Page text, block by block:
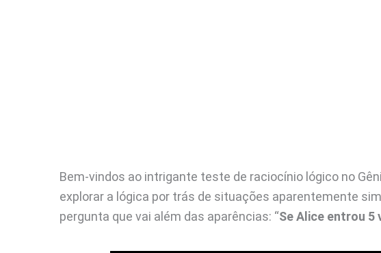
Bem-vindos ao intrigante teste de raciocínio lógico no
explorar a lógica por trás de situações aparentemente
pergunta que vai além das aparências: “Se Alice entrou 5